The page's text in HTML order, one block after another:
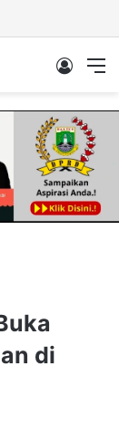
Log In
di